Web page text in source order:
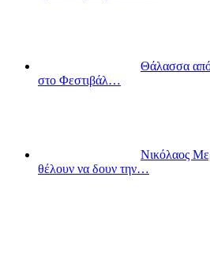
Θάλασσα από
στο Φεστιβάλ…
Νικόλαος
θέλουν να δουν την…